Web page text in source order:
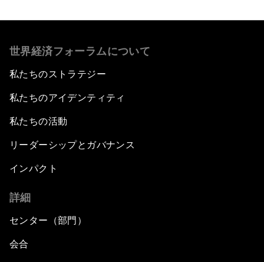
世界経済フォーラムについて
私たちのストラテジー
私たちのアイデンティティ
私たちの活動
リーダーシップとガバナンス
インパクト
詳細
センター（部門）
会合